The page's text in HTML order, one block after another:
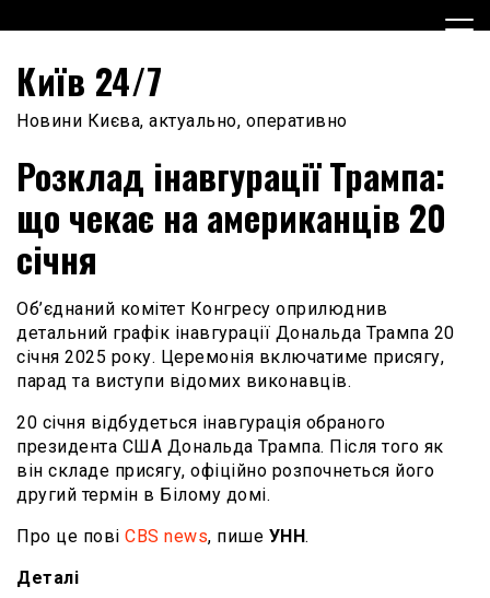
to
Київ 24/7
Новини Києва, актуально, оперативно
Розклад інавгурації Трампа:
що чекає на американців 20
січня
Об’єднаний комітет Конгресу оприлюднив
детальний графік інавгурації Дональда Трампа 20
січня 2025 року. Церемонія включатиме присягу,
парад та виступи відомих виконавців.
20 січня відбудеться інавгурація обраного
президента США Дональда Трампа. Після того як
він складе присягу, офіційно розпочнеться його
другий термін в Білому домі.
Про це пові CBS news, пише УНН.
Деталі